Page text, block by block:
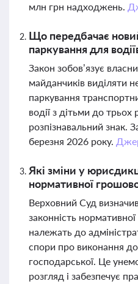
млн грн надходжень.
Що передбачає
паркування для
Закон зобов’язує
майданчиків виділяти
паркування
водії з дітьми до трьох
розпізнавальний знак.
березня 2026 року.
Які зміни у
нормативної
Верховний Суд
законність
належать до
спори про виконання
господарської. Це
розгляд і забезпечує